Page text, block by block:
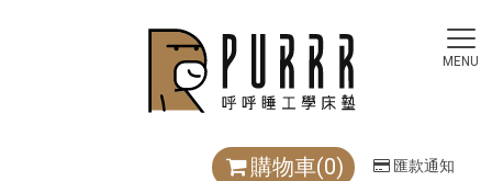
購物車(0) 匯款通知